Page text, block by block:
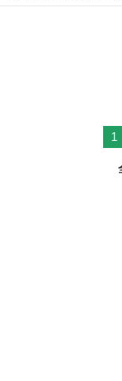
ここがポイント／ ★年
1